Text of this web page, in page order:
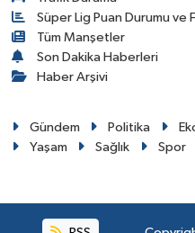
Süper Lig Puan Durumu ve
Tüm Manşetler
Son Dakika Haberleri
Haber Arşivi
Gündem Politika
Yaşam
Sağlık Spor